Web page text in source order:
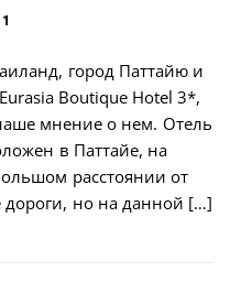
1
город Паттайю и
Boutique Hotel 3*,
мнение о нем. Отель
в Паттайе, на
расстоянии от
дороги, но на данной […]